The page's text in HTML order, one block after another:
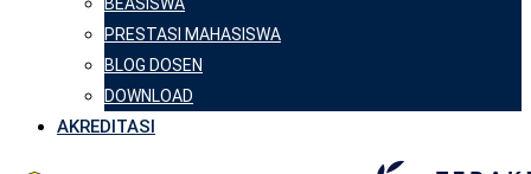
PRESTASI MAHASISWA
BLOG DOSEN
DOWNLOAD
AKREDITASI